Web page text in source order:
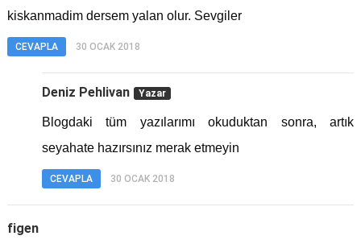
kiskanmadim dersem yalan olur. Sevgiler
CEVAPLA 30 OCAK 2018
Deniz Pehlivan
Blogdaki tüm yazılarımı okuduktan sonra, artık
seyahate hazırsınız merak etmeyin
CEVAPLA 30 OCAK 2018
figen